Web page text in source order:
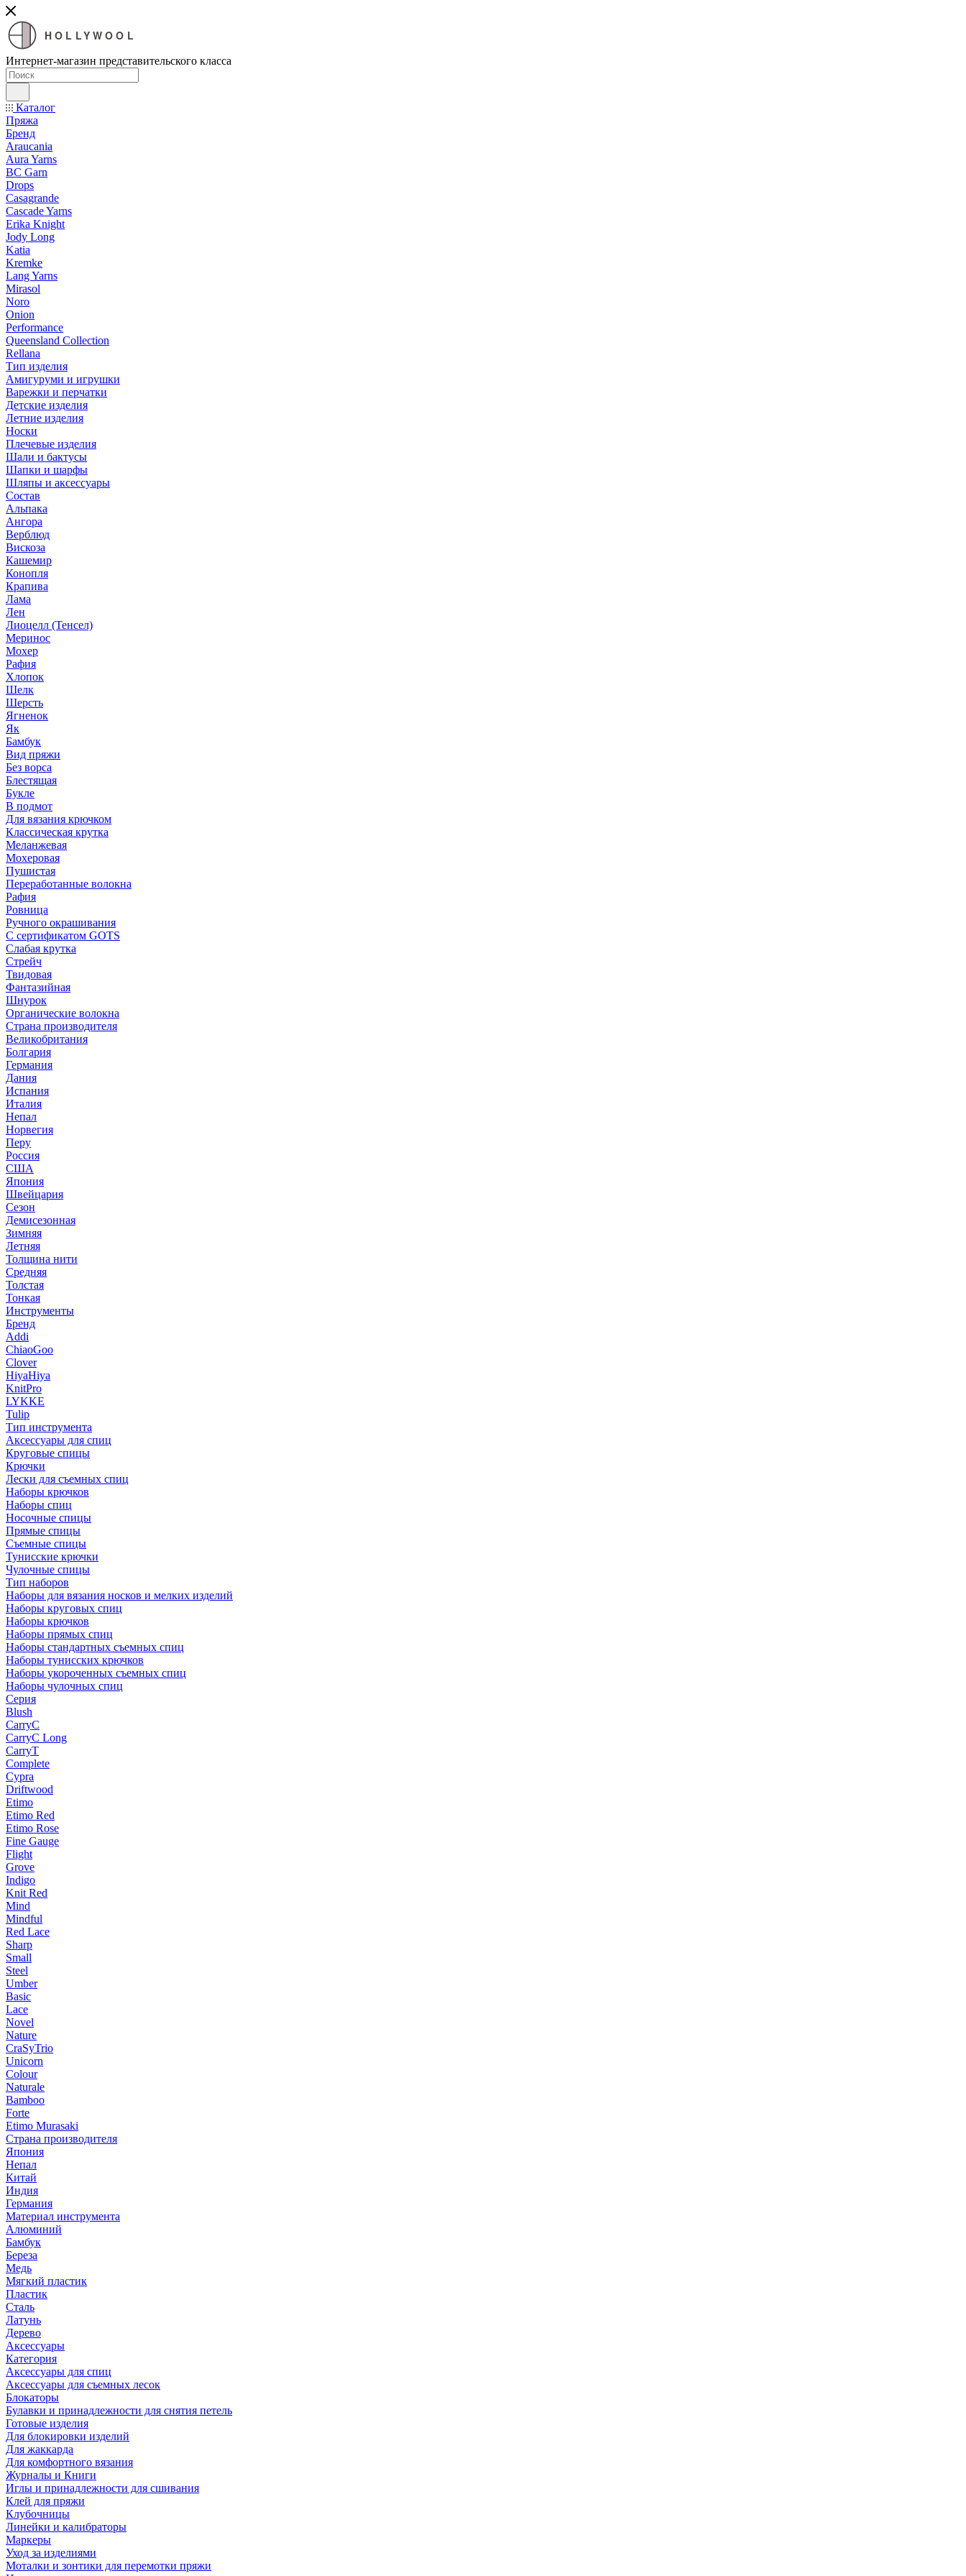
HOLLYWOOL
Интернет-магазин представительского класса
Каталог
Пряжа
Бренд
Araucania
Aura Yarns
BC Garn
Drops
Casagrande
Cascade Yarns
Erika Knight
Jody Long
Katia
Kremke
Lang Yarns
Mirasol
Noro
Onion
Performance
Queensland Collection
Rellana
Тип изделия
Амигуруми и игрушки
Варежки и перчатки
Детские изделия
Летние изделия
Носки
Плечевые изделия
Шали и бактусы
Шапки и шарфы
Шляпы и аксессуары
Состав
Альпака
Ангора
Верблюд
Вискоза
Кашемир
Конопля
Крапива
Лама
Лен
Лиоцелл (Тенсел)
Меринос
Мохер
Рафия
Хлопок
Шелк
Шерсть
Ягненок
Як
Бамбук
Вид пряжи
Без ворса
Блестящая
Букле
В подмот
Для вязания крючком
Классическая крутка
Меланжевая
Мохеровая
Пушистая
Переработанные волокна
Рафия
Ровница
Ручного окрашивания
С сертификатом GOTS
Слабая крутка
Стрейч
Твидовая
Фантазийная
Шнурок
Органические волокна
Страна производителя
Великобритания
Болгария
Германия
Дания
Испания
Италия
Непал
Норвегия
Перу
Россия
США
Япония
Швейцария
Сезон
Демисезонная
Зимняя
Летняя
Толщина нити
Средняя
Толстая
Тонкая
Инструменты
Бренд
Addi
ChiaoGoo
Clover
HiyaHiya
KnitPro
LYKKE
Tulip
Тип инструмента
Аксессуары для спиц
Круговые спицы
Крючки
Лески для съемных спиц
Наборы крючков
Наборы спиц
Носочные спицы
Прямые спицы
Съемные спицы
Тунисские крючки
Чулочные спицы
Тип наборов
Наборы для вязания носков и мелких изделий
Наборы круговых спиц
Наборы крючков
Наборы прямых спиц
Наборы стандартных съемных спиц
Наборы тунисских крючков
Наборы укороченных съемных спиц
Наборы чулочных спиц
Серия
Blush
CarryC
CarryC Long
CarryT
Complete
Cypra
Driftwood
Etimo
Etimo Red
Etimo Rose
Fine Gauge
Flight
Grove
Indigo
Knit Red
Mind
Mindful
Red Lace
Sharp
Small
Steel
Umber
Basic
Lace
Novel
Nature
CraSyTrio
Unicorn
Colour
Naturale
Bamboo
Forte
Etimo Murasaki
Страна производителя
Япония
Непал
Китай
Индия
Германия
Материал инструмента
Алюминий
Бамбук
Береза
Медь
Мягкий пластик
Пластик
Сталь
Латунь
Дерево
Аксессуары
Категория
Аксессуары для спиц
Аксессуары для съемных лесок
Блокаторы
Булавки и принадлежности для снятия петель
Готовые изделия
Для блокировки изделий
Для жаккарда
Для комфортного вязания
Журналы и Книги
Иглы и принадлежности для сшивания
Клей для пряжи
Клубочницы
Линейки и калибраторы
Маркеры
Уход за изделиями
Моталки и зонтики для перемотки пряжи